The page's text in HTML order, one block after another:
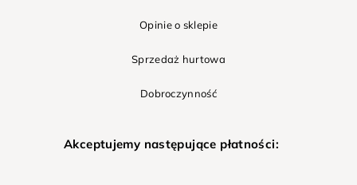
Opinie o sklepie
Sprzedaż hurtowa
Dobroczynność
Akceptujemy następujące płatności: